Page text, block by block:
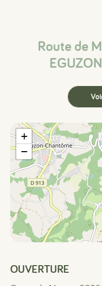
Route de
+
−
OUVERTURE